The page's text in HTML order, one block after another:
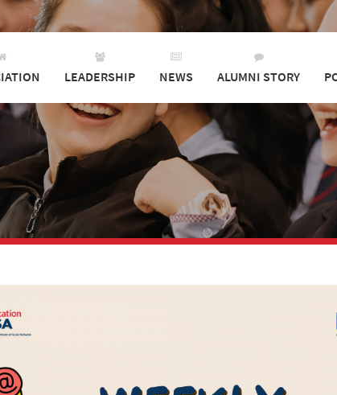
LEADERSHIP NEWS ALUMNI STORY